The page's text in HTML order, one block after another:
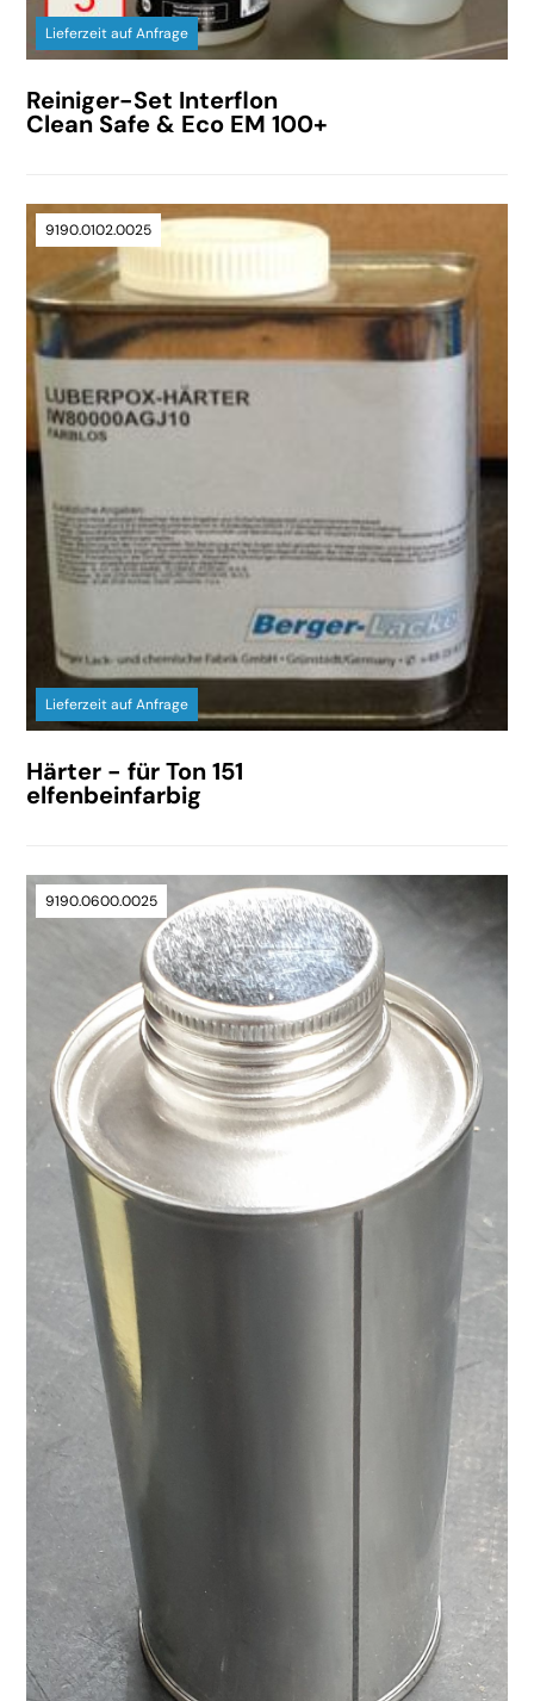
Lieferzeit auf Anfrage
Reiniger-Set Interflon
Clean Safe & Eco EM 100+
9190.0102.0025
Lieferzeit auf Anfrage
Härter - für Ton 151
elfenbeinfarbig
9190.0600.0025